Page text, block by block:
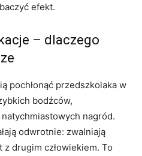
efekt.
– dlaczego
pochłonąć przedszkolaka w
bodźców,
nagród.
odwrotnie: zwalniają
drugim człowiekiem. To